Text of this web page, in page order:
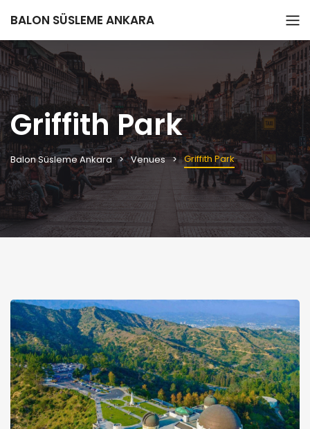
BALON SÜSLEME ANKARA
Griffith Park
Balon Süsleme Ankara Venues Griffith Park